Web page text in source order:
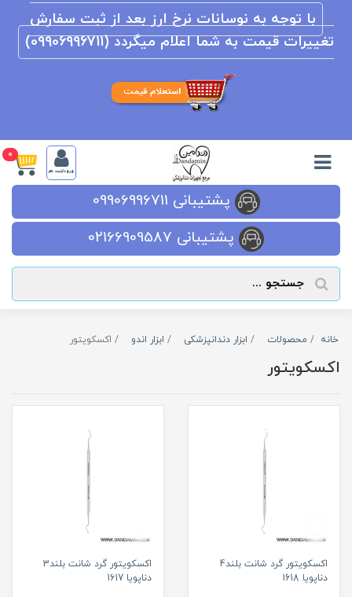
با توجه به نوسانات نرخ ارز بعد از ثبت سفارش
تغییرات قیمت به شما اعلام میگردد (09906996711)
ورود/ثبت نام
0
پشتیبانی 09906996711
پشتیبانی 02166909587
خانه محصولات ابزار دندانپزشکی ابزار اندو اکسکویتور
اکسکویتور
اکسکویتور گرد شانت بلند4
دناپویا 1618
اکسکویتور گرد شانت بلند3
دناپویا 1617